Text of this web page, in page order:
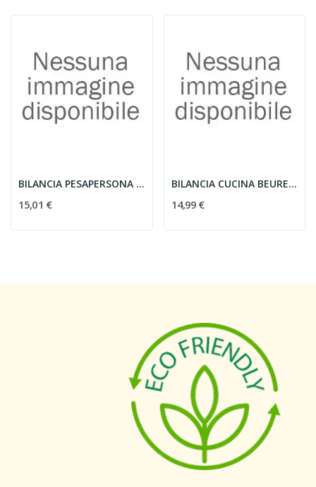
BILANCIA PESAPERSONA BEURER GS120
15,01 €
BILANCIA CUCINA BEURER - EL 1GR./5KG. VETRO LEMON
14,99 €